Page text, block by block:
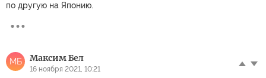
по другую на Японию.
МБ Максим Бел
16 ноября 2021, 10:21